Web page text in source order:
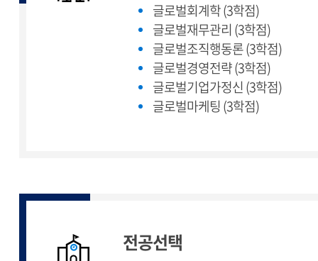
글로벌회계학 (3학점)
글로벌재무관리 (3학점)
글로벌조직행동론 (3학점)
글로벌경영전략 (3학점)
글로벌기업가정신 (3학점)
글로벌마케팅 (3학점)
전공선택